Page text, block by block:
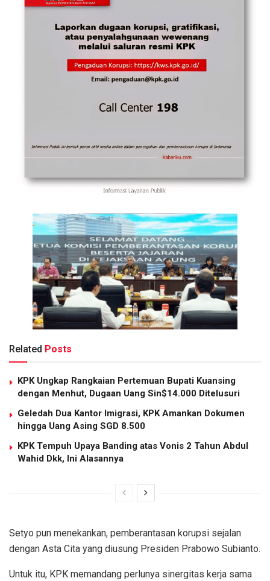
Related Posts
KPK Ungkap Rangkaian Pertemuan Bupati Kuansing
dengan Menhut, Dugaan Uang Sin$14.000 Ditelusuri
Geledah Dua Kantor Imigrasi, KPK Amankan Dokumen
hingga Uang Asing SGD 8.500
KPK Tempuh Upaya Banding atas Vonis 2 Tahun Abdul
Wahid Dkk, Ini Alasannya
Setyo pun menekankan, pemberantasan korupsi sejalan
dengan Asta Cita yang diusung Presiden Prabowo Subianto.
Untuk itu, KPK memandang perlunya sinergitas kerja sama